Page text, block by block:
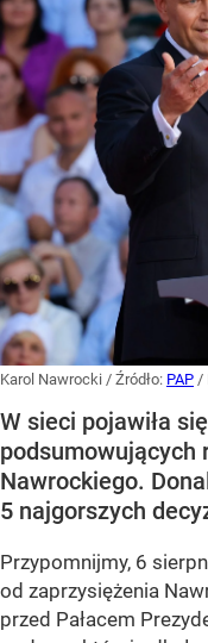
Karol Nawrocki / Źródło: PAP /
W sieci pojawiła
podsumowujących
Nawrockiego.
5 najgorszych
Przypomnijmy, 6
od zaprzysiężenia
przed Pałacem